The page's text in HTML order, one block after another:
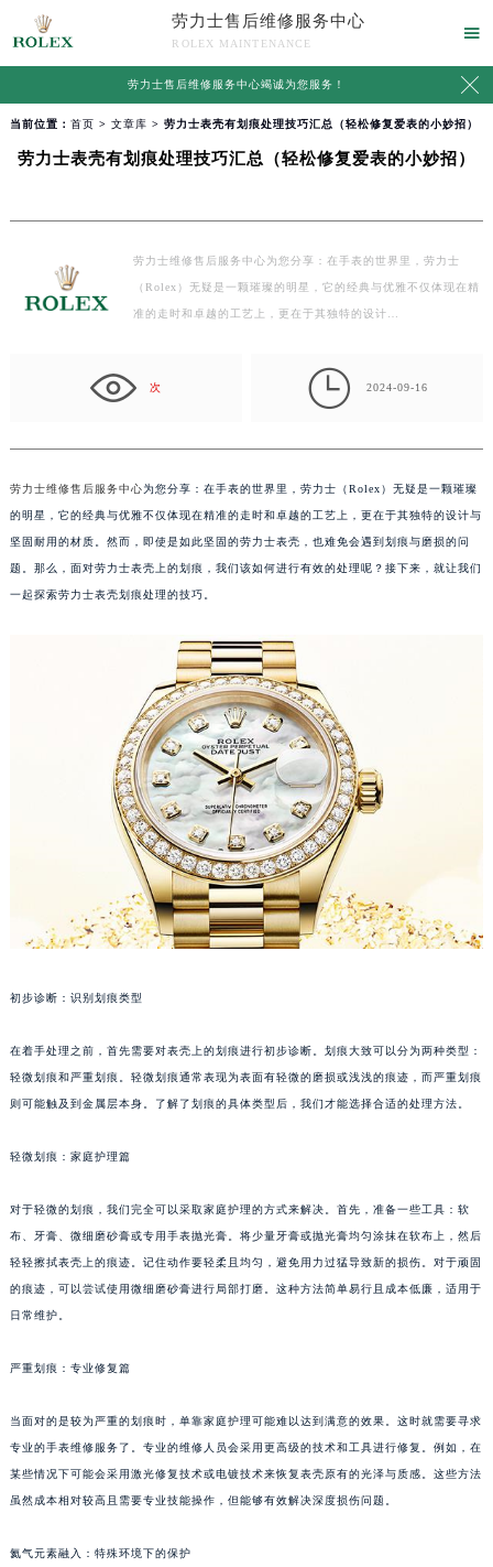
劳力士售后维修服务中心
ROLEX MAINTENANCE

劳力士售后维修服务中心竭诚为您服务！ 
当前位置： 首页 > 文章库 > 劳力士表壳有划痕处理技巧汇总（轻松修复爱表的小妙招）
劳力士表壳有划痕处理技巧汇总（轻松修复爱表的小妙招）
劳力士维修售后服务中心为您分享：在手表的世界里，劳力士
（Rolex）无疑是一颗璀璨的明星，它的经典与优雅不仅体现在精
准的走时和卓越的工艺上，更在于其独特的设计…
次  2024-09-16
劳力士维修售后服务中心为您分享：在手表的世界里，劳力士（Rolex）无疑是一颗璀璨
的明星，它的经典与优雅不仅体现在精准的走时和卓越的工艺上，更在于其独特的设计与
坚固耐用的材质。然而，即使是如此坚固的劳力士表壳，也难免会遇到划痕与磨损的问
题。那么，面对劳力士表壳上的划痕，我们该如何进行有效的处理呢？接下来，就让我们
一起探索劳力士表壳划痕处理的技巧。
初步诊断：识别划痕类型
在着手处理之前，首先需要对表壳上的划痕进行初步诊断。划痕大致可以分为两种类型：
轻微划痕和严重划痕。轻微划痕通常表现为表面有轻微的磨损或浅浅的痕迹，而严重划痕
则可能触及到金属层本身。了解了划痕的具体类型后，我们才能选择合适的处理方法。
轻微划痕：家庭护理篇
对于轻微的划痕，我们完全可以采取家庭护理的方式来解决。首先，准备一些工具：软
布、牙膏、微细磨砂膏或专用手表抛光膏。将少量牙膏或抛光膏均匀涂抹在软布上，然后
轻轻擦拭表壳上的痕迹。记住动作要轻柔且均匀，避免用力过猛导致新的损伤。对于顽固
的痕迹，可以尝试使用微细磨砂膏进行局部打磨。这种方法简单易行且成本低廉，适用于
日常维护。
严重划痕：专业修复篇
当面对的是较为严重的划痕时，单靠家庭护理可能难以达到满意的效果。这时就需要寻求
专业的手表维修服务了。专业的维修人员会采用更高级的技术和工具进行修复。例如，在
某些情况下可能会采用激光修复技术或电镀技术来恢复表壳原有的光泽与质感。这些方法
虽然成本相对较高且需要专业技能操作，但能够有效解决深度损伤问题。
氦气元素融入：特殊环境下的保护